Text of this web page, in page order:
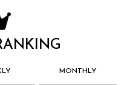
MONTHLY